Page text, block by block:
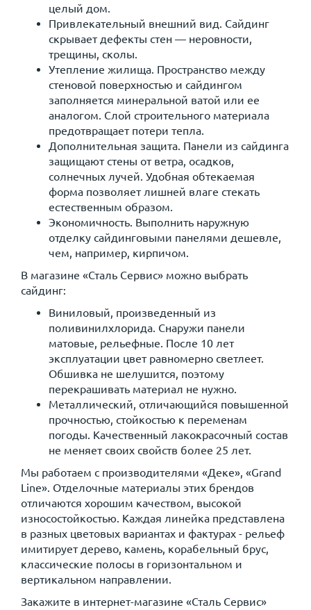
целый дом.
Привлекательный внешний вид. Сайдинг
скрывает дефекты стен — неровности,
трещины, сколы.
Утепление жилища. Пространство между
стеновой поверхностью и сайдингом
заполняется минеральной ватой или ее
аналогом. Слой строительного материала
предотвращает потери тепла.
Дополнительная защита. Панели из сайдинга
защищают стены от ветра, осадков,
солнечных лучей. Удобная обтекаемая
форма позволяет лишней влаге стекать
естественным образом.
Экономичность. Выполнить наружную
отделку сайдинговыми панелями дешевле,
чем, например, кирпичом.
В магазине «Сталь Сервис» можно выбрать
сайдинг:
Виниловый, произведенный из
поливинилхлорида. Снаружи панели
матовые, рельефные. После 10 лет
эксплуатации цвет равномерно светлеет.
Обшивка не шелушится, поэтому
перекрашивать материал не нужно.
Металлический, отличающийся повышенной
прочностью, стойкостью к переменам
погоды. Качественный лакокрасочный состав
не меняет своих свойств более 25 лет.
Мы работаем с производителями «Деке», «Grand
Line». Отделочные материалы этих брендов
отличаются хорошим качеством, высокой
износостойкостью. Каждая линейка представлена
в разных цветовых вариантах и фактурах - рельеф
имитирует дерево, камень, корабельный брус,
классические полосы в горизонтальном и
вертикальном направлении.
Закажите в интернет-магазине «Сталь Сервис»